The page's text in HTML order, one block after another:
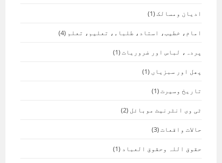
ادیان ومسالک(1)
امام، خطیب، استاد، طلباء، تعلیم، تعلم (4)
پردہ، لباس اور ضروریات(1)
پھل اور سبزیاں (1)
تاریخ وسیرت(1)
ٹی وی انٹرنیٹ موبائل (2)
حالات واقعات(3)
حقوق اللہ وحقوق العباد (1)